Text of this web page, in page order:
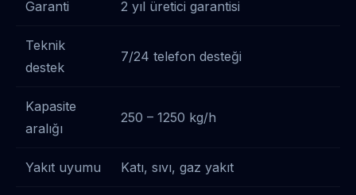
Garanti 2 yıl üretici garantisi
Teknik
destek
7/24 telefon desteği
Kapasite
aralığı
250 – 1250 kg/h
Yakıt uyumu Katı, sıvı, gaz yakıt